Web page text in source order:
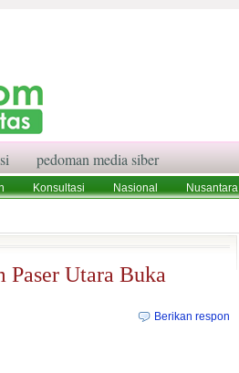
pedoman media siber
Konsultasi Nasional Nusantara
Paser Utara Buka
Berikan respon